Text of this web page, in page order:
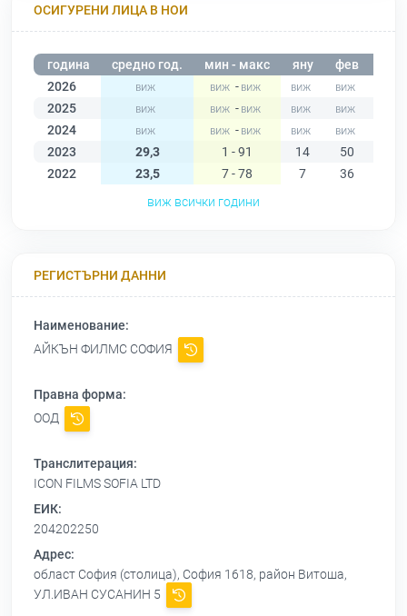
ОСИГУРЕНИ ЛИЦА В НОИ
година средно год. мин - макс яну фев
2026
-
2025
-
2024
-
2023
29,3 1 - 91 14 50
2022
23,5 7 - 78 7 36
виж всички години
РЕГИСТЪРНИ ДАННИ
Наименование:
АЙКЪН ФИЛМС СОФИЯ
Правна форма:
ООД
Транслитерация:
ICON FILMS SOFIA LTD
ЕИК:
204202250
Адрес:
област София (столица), София 1618, район Витоша,
УЛ.ИВАН СУСАНИН 5